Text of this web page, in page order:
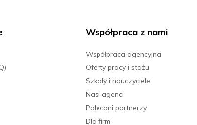
Współpraca z nami
Współpraca agencyjna
Oferty pracy i stażu
Szkoły i nauczyciele
Nasi agenci
Polecani partnerzy
Dla firm